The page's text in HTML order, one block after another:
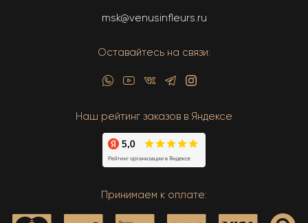
msk@venusinfleurs.ru
Оставайтесь на связи:
Наш рейтинг заказов в Яндексе
Принимаем к оплате: